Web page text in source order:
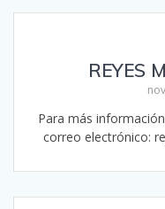
REYES
Para más
correo electrónico: